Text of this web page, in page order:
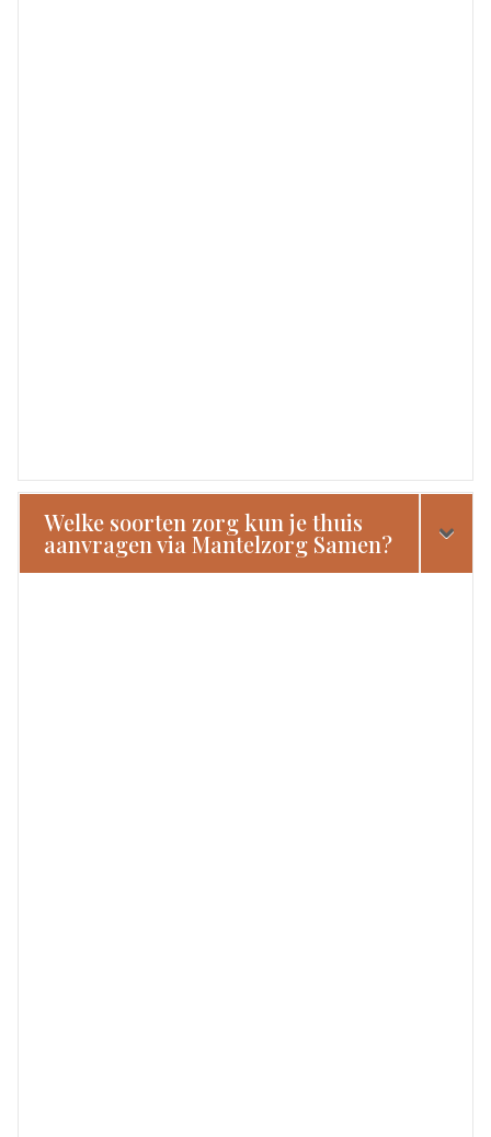
Welke soorten zorg kun je thuis
aanvragen via Mantelzorg Samen?